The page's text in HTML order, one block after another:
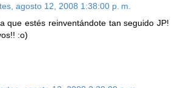
agosto 12, 2008 1:38:00 p. m.
que estés reinventándote tan seguido JP!
:o)